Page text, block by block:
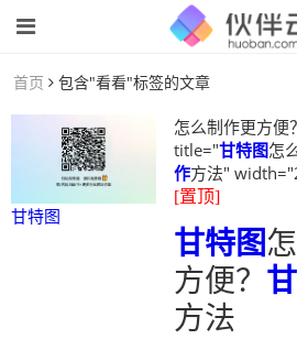
首页 包含"看看"标签的文章
甘特图
怎么制作更方便？
title="甘特图怎
作方法"
[置顶]
甘特图
方便？
方法